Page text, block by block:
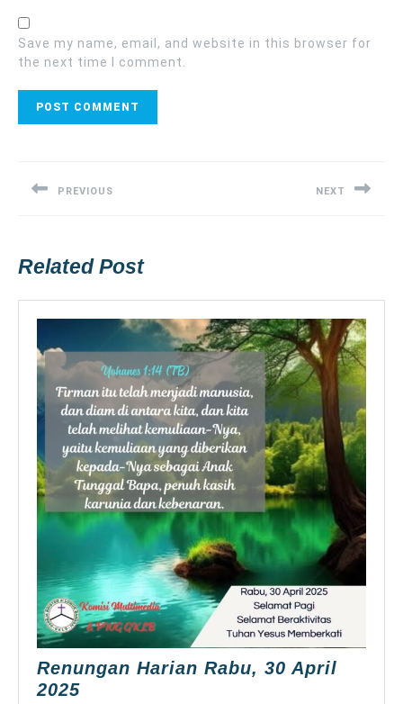
Save my name, email, and website in this browser for
the next time I comment.
PREVIOUS NEXT
Related Post
Renungan Harian Rabu, 30 April
2025Renungan